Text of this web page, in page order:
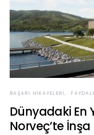
BAŞARI HIKAYELERI
Dünyadaki En
Norveç’te İnşa